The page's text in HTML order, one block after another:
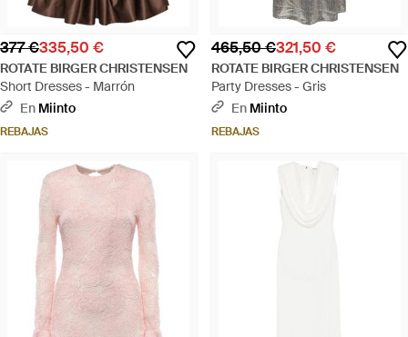
377 €335,50 €
ROTATE BIRGER CHRISTENSEN
Short Dresses - Marrón
En Miinto
REBAJAS
465,50 €321,50 €
ROTATE BIRGER CHRISTENSEN
Party Dresses - Gris
En Miinto
REBAJAS